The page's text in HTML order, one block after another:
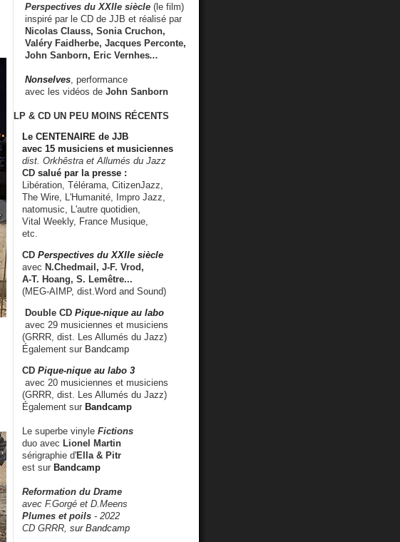
Perspectives du XXIIe siècle (le film)
inspiré par le CD de JJB et réalisé par
Nicolas Clauss, Sonia Cruchon,
Valéry Faidherbe, Jacques Perconte,
John Sanborn, Eric Vernhes...
Nonselves , performance
avec les vidéos de John Sanborn
LP & CD UN PEU MOINS RÉCENTS
Le CENTENAIRE de JJB
avec 15 musiciens et musiciennes
dist. Orkhêstra et Allumés du Jazz
CD salué par la presse :
Libération, Télérama, CitizenJazz,
The Wire, L'Humanité, Impro Jazz,
natomusic, L'autre quotidien,
Vital Weekly, France Musique,
etc.
CD Perspectives du XXIIe siècle
avec N.Chedmail, J-F. Vrod,
A-T. Hoang, S. Lemêtre...
(MEG-AIMP, dist.Word and Sound)
Double CD Pique-nique au labo
avec 29 musiciennes et musiciens
(GRRR, dist. Les Allumés du Jazz)
Également sur Bandcamp
CD Pique-nique au labo 3
avec 20 musiciennes et musiciens
(GRRR, dist. Les Allumés du Jazz)
Également sur Bandcamp
Le superbe vinyle Fictions
duo avec Lionel Martin
sérigraphie d'Ella & Pitr
est sur Bandcamp
Reformation du Drame
avec F.Gorgé et D.Meens
Plumes et poils - 2022
CD GRRR, sur Bandcamp